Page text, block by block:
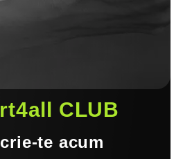
CLUB
te acum